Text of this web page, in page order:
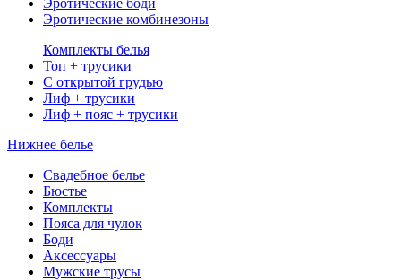
Эротические боди
Эротические комбинезоны
Комплекты белья
Топ + трусики
С открытой грудью
Лиф + трусики
Лиф + пояс + трусики
Нижнее белье
Свадебное белье
Бюстье
Комплекты
Пояса для чулок
Боди
Аксессуары
Мужские трусы